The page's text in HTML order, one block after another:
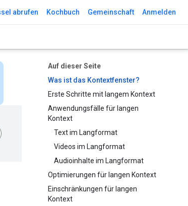
abrufen Kochbuch Gemeinschaft Anmelden
Auf dieser Seite
Was ist das Kontextfenster?
Erste Schritte mit langem Kontext
Anwendungsfälle für langen
Kontext
Text im Langformat
Videos im Langformat
Audioinhalte im Langformat
Optimierungen für langen Kontext
Einschränkungen für langen
Kontext